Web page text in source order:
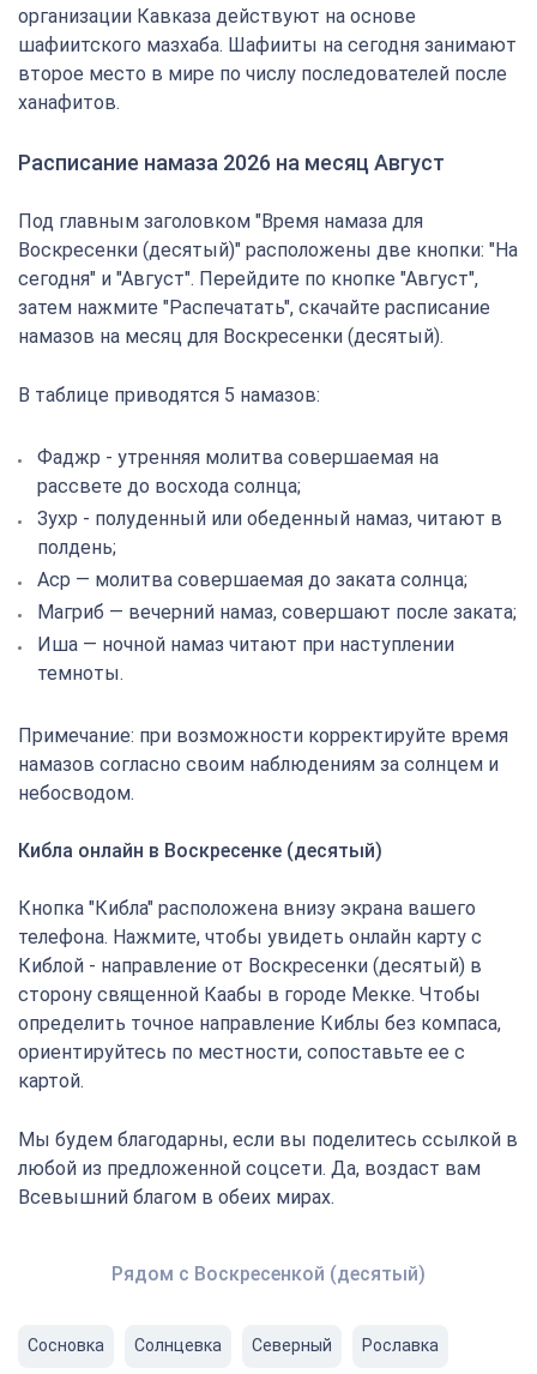
организации Кавказа действуют на основе
шафиитского мазхаба. Шафииты на сегодня занимают
второе место в мире по числу последователей после
ханафитов.
Расписание намаза 2026 на месяц Август
Под главным заголовком "Время намаза для
Воскресенки (десятый)" расположены две кнопки: "На
сегодня" и "Август". Перейдите по кнопке "Август",
затем нажмите "Распечатать", скачайте расписание
намазов на месяц для Воскресенки (десятый).
В таблице приводятся 5 намазов:
Фаджр - утренняя молитва совершаемая на
рассвете до восхода солнца;
Зухр - полуденный или обеденный намаз, читают в
полдень;
Аср — молитва совершаемая до заката солнца;
Магриб — вечерний намаз, совершают после заката;
Иша — ночной намаз читают при наступлении
темноты.
Примечание: при возможности корректируйте время
намазов согласно своим наблюдениям за солнцем и
небосводом.
Кибла онлайн в Воскресенке (десятый)
Кнопка "Кибла" расположена внизу экрана вашего
телефона. Нажмите, чтобы увидеть онлайн карту с
Киблой - направление от Воскресенки (десятый) в
сторону священной Каабы в городе Мекке. Чтобы
определить точное направление Киблы без компаса,
ориентируйтесь по местности, сопоставьте ее с
картой.
Мы будем благодарны, если вы поделитесь ссылкой в
любой из предложенной соцсети. Да, воздаст вам
Всевышний благом в обеих мирах.
Рядом с Воскресенкой (десятый)
Сосновка Солнцевка Северный Рославка